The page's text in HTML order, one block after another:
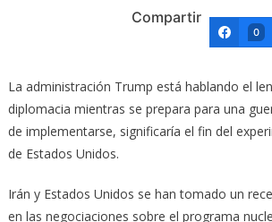
Compartir
0
La administración Trump está hablando el
diplomacia mientras se prepara para una
de implementarse, significaría el fin del
de Estados Unidos.
Irán y Estados Unidos se han tomado un
en las negociaciones sobre el programa